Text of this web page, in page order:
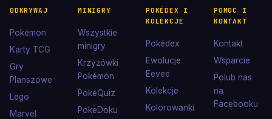
ODKRYWAJ
Pokémon
Karty TCG
Gry
Planszowe
Lego
Marvel
MINIGRY
Wszystkie
minigry
Krzyżówki
Pokémon
PokeQuiz
PokeDoku
POKÉDEX I
KOLEKCJE
Pokédex
Ewolucje
Eevee
Kolekcje
Kolorowanki
POMOC I
KONTAKT
Kontakt
Wsparcie
Polub nas
na
Facebooku